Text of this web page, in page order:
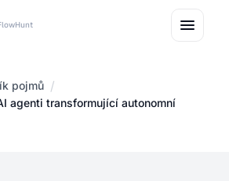
pojmů /
agenti transformující autonomní